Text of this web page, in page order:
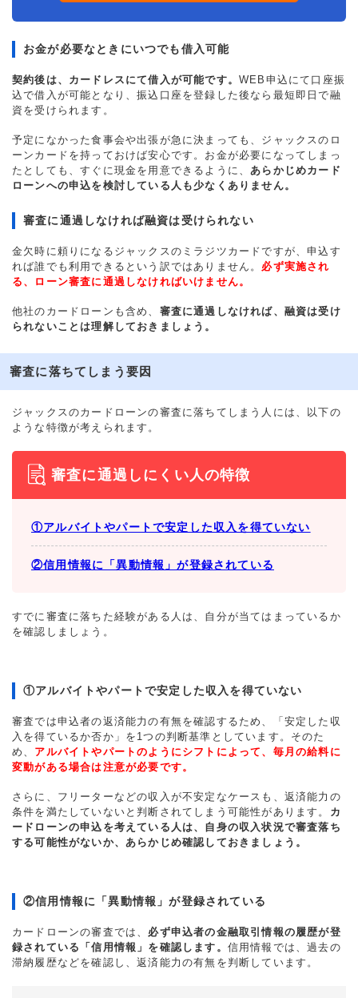
お金が必要なときにいつでも借入可能
契約後は、カードレスにて借入が可能です。 WEB申込にて口座振
込で借入が可能となり、振込口座を登録した後なら最短即日で融
資を受けられます。
予定になかった食事会や出張が急に決まっても、ジャックスのロ
ーンカードを持っておけば安心です。お金が必要になってしまっ
たとしても、すぐに現金を用意できるように、あらかじめカード
ローンへの申込を検討している人も少なくありません。
審査に通過しなければ融資は受けられない
金欠時に頼りになるジャックスのミラジツカードですが、申込す
れば誰でも利用できるという訳ではありません。 必ず実施され
る、ローン審査に通過しなければいけません。
他社のカードローンも含め、 審査に通過しなければ、融資は受け
られないことは理解しておきましょう。
審査に落ちてしまう要因
ジャックスのカードローンの審査に落ちてしまう人には、以下の
ような特徴が考えられます。
審査に通過しにくい人の特徴
①アルバイトやパートで安定した収入を得ていない
②信用情報に「異動情報」が登録されている
すでに審査に落ちた経験がある人は、自分が当てはまっているか
を確認しましょう。
①アルバイトやパートで安定した収入を得ていない
審査では申込者の返済能力の有無を確認するため、「安定した収
入を得ているか否か」を1つの判断基準としています。そのた
め、 アルバイトやパートのようにシフトによって、毎月の給料に
変動がある場合は注意が必要です。
さらに、フリーターなどの収入が不安定なケースも、返済能力の
条件を満たしていないと判断されてしまう可能性があります。 カ
ードローンの申込を考えている人は、自身の収入状況で審査落ち
する可能性がないか、あらかじめ確認しておきましょう。
②信用情報に「異動情報」が登録されている
カードローンの審査では、 必ず申込者の金融取引情報の履歴が登
録されている「信用情報」を確認します。 信用情報では、過去の
滞納履歴などを確認し、返済能力の有無を判断しています。